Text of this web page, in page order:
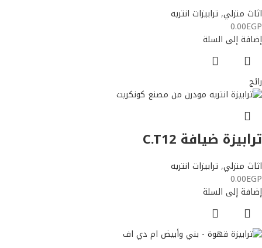
اثاث منزلي,ترابيزات انتريه
0.00EGP
إضافة إلى السلة
رائج
ترابيزة ضيافة C.T12
اثاث منزلي,ترابيزات انتريه
0.00EGP
إضافة إلى السلة